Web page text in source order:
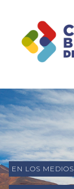
EN LOS MEDIOS